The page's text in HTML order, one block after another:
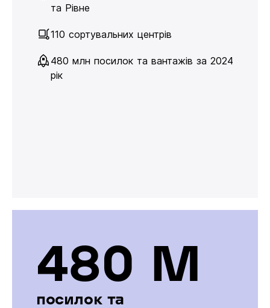
та Рівне
110 сортувальних центрів
480 млн посилок та вантажів за 2024
рік
480 М
посилок та